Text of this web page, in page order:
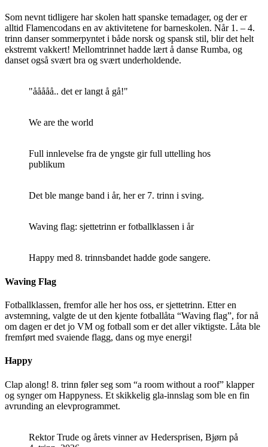
Som nevnt tidligere har skolen hatt spanske temadager, og der er
alltid Flamencodans en av aktivitetene for barneskolen. Når 1. – 4.
trinn danser sommerpyntet i både norsk og spansk stil, blir det helt
ekstremt vakkert! Mellomtrinnet hadde lært å danse Rumba, og
danset også svært bra og svært underholdende.
"ååååå.. det er langt å gå!"
We are the world
Full innlevelse fra de yngste gir full uttelling hos
publikum
Det ble mange band i år, her er 7. trinn i sving.
Waving flag: sjettetrinn er fotballklassen i år
Happy med 8. trinnsbandet hadde gode sangere.
Waving Flag
Fotballklassen, fremfor alle her hos oss, er sjettetrinn. Etter en
avstemning, valgte de ut den kjente fotballåta “Waving flag”, for nå
om dagen er det jo VM og fotball som er det aller viktigste. Låta ble
fremført med svaiende flagg, dans og mye energi!
Happy
Clap along! 8. trinn føler seg som “a room without a roof” klapper
og synger om Happyness. Et skikkelig gla-innslag som ble en fin
avrunding an elevprogrammet.
Rektor Trude og årets vinner av Hedersprisen, Bjørn på